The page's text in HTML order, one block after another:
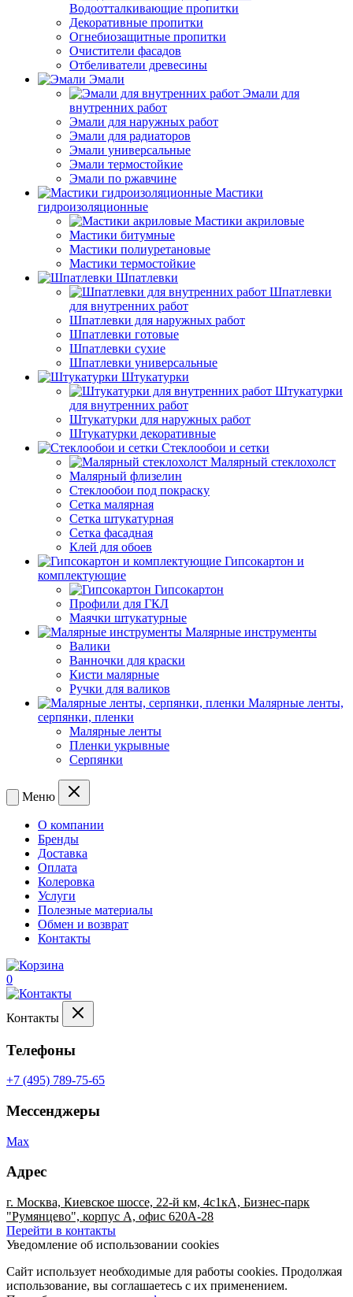
Водоотталкивающие пропитки
Декоративные пропитки
Огнебиозащитные пропитки
Очистители фасадов
Отбеливатели древесины
Эмали
Эмали для
внутренних работ
Эмали для наружных работ
Эмали для радиаторов
Эмали универсальные
Эмали термостойкие
Эмали по ржавчине
Мастики
гидроизоляционные
Мастики акриловые
Мастики битумные
Мастики полиуретановые
Мастики термостойкие
Шпатлевки
Шпатлевки
для внутренних работ
Шпатлевки для наружных работ
Шпатлевки готовые
Шпатлевки сухие
Шпатлевки универсальные
Штукатурки
Штукатурки
для внутренних работ
Штукатурки для наружных работ
Штукатурки декоративные
Стеклообои и сетки
Малярный стеклохолст
Малярный флизелин
Стеклообои под покраску
Сетка малярная
Сетка штукатурная
Сетка фасадная
Клей для обоев
Гипсокартон и
комплектующие
Гипсокартон
Профили для ГКЛ
Маячки штукатурные
Малярные инструменты
Валики
Ванночки для краски
Кисти малярные
Ручки для валиков
Малярные ленты,
серпянки, пленки
Малярные ленты
Пленки укрывные
Серпянки
Меню
О компании
Бренды
Доставка
Оплата
Колеровка
Услуги
Полезные материалы
Обмен и возврат
Контакты
0
Контакты
Телефоны
+7 (495) 789-75-65
Мессенджеры
Max
Адрес
г. Москва, Киевское шоссе, 22-й км, 4с1кА, Бизнес-парк
"Румянцево", корпус А, офис 620А-28
Перейти в контакты
Уведомление об использовании cookies
Сайт использует необходимые для работы cookies. Продолжая
использование, вы соглашаетесь с их применением.